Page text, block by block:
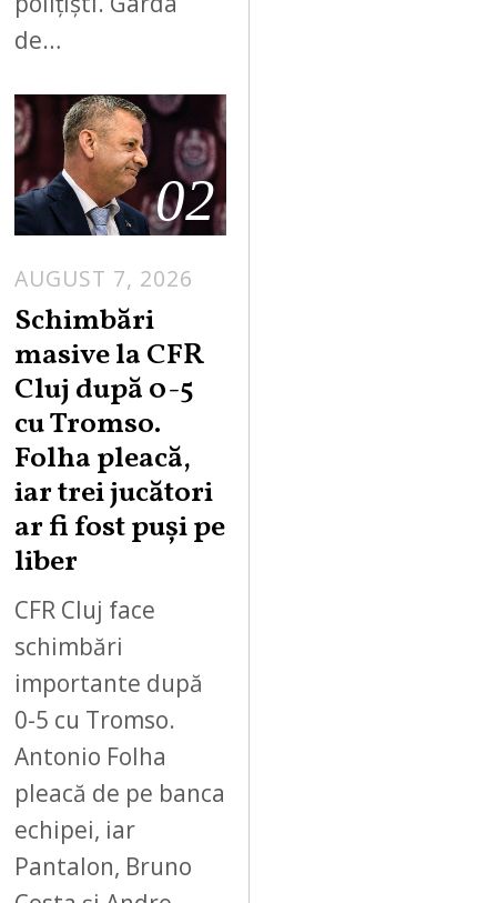
de…
02
AUGUST 7, 2026
Schimbări
masive la CFR
Cluj după 0-5
cu Tromso.
Folha pleacă,
iar trei jucători
ar fi fost puși pe
liber
CFR Cluj face
schimbări
importante după
0-5 cu Tromso.
Antonio Folha
pleacă de pe banca
echipei, iar
Pantalon, Bruno